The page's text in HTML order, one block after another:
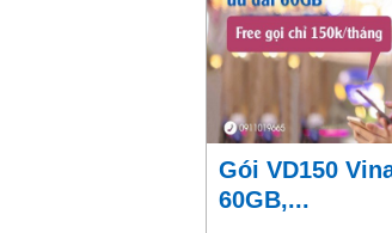
Gói VD150 VinaPhone ưu đãi
60GB,...